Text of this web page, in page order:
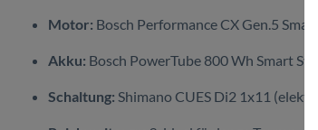
Motor: Bosch Performance CX Gen.5
Akku: Bosch PowerTube 800 Wh Smart
Schaltung: Shimano CUES Di2 1x11